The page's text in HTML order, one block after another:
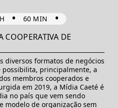
• 60 MIN •
DE
diversos formatos de negócios
principalmente, a
membros cooperados e
em 2019, a Mídia Caeté é
no país que vem sendo
modelo de organização sem